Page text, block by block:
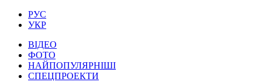
РУС
УКР
ВІДЕО
ФОТО
НАЙПОПУЛЯРНІШІ
СПЕЦПРОЕКТИ